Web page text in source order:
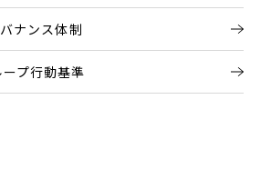
ナンス体制
プ行動基準